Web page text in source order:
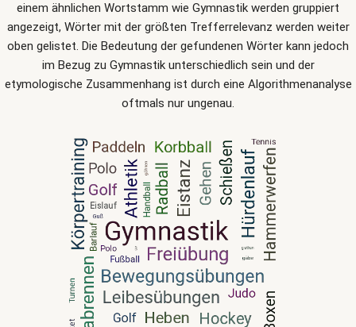
einem ähnlichen Wortstamm wie Gymnastik werden gruppiert
angezeigt, Wörter mit der größten Trefferrelevanz werden weiter
oben gelistet. Die Bedeutung der gefundenen Wörter kann jedoch
im Bezug zu Gymnastik unterschiedlich sein und der
etymologische Zusammenhang ist durch eine Algorithmenanalyse
oftmals nur ungenau.